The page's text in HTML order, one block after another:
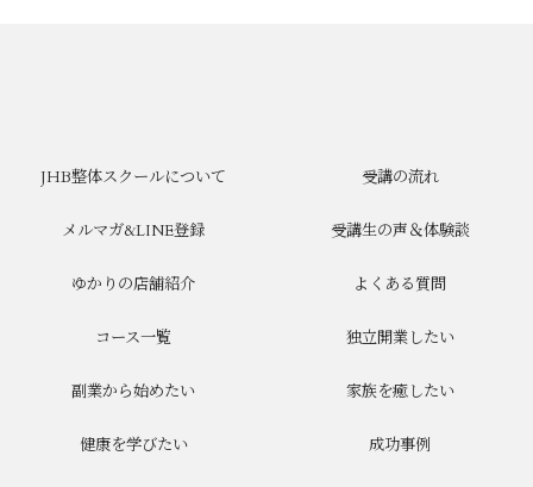
JHB整体スクールについて 受講の流れ
メルマガ&LINE登録 受講生の声＆体験談
ゆかりの店舗紹介 よくある質問
コース一覧 独立開業したい
副業から始めたい 家族を癒したい
健康を学びたい 成功事例